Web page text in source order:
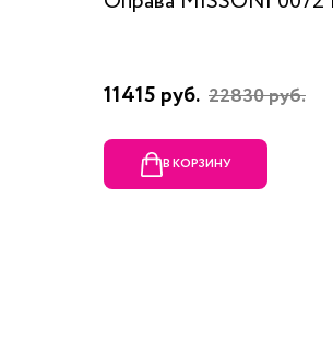
11415 руб. 22830 руб.
В КОРЗИНУ